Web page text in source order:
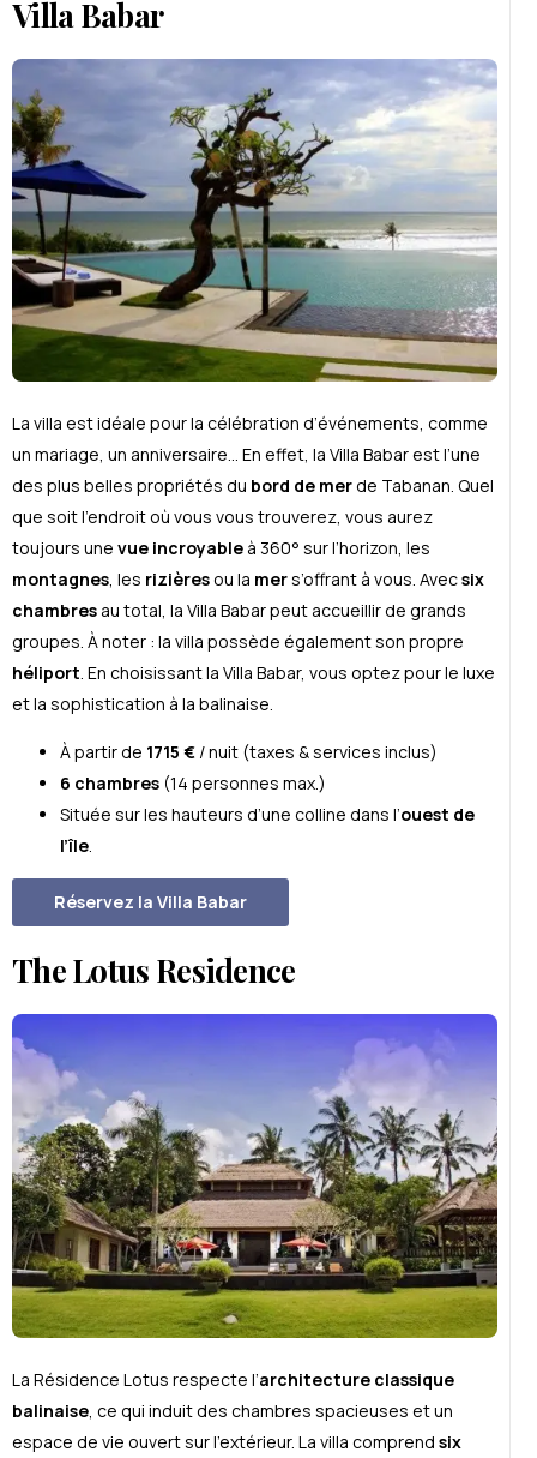
Villa Babar
La villa est idéale pour la célébration d’événements, comme
un mariage, un anniversaire… En effet, la Villa Babar est l’une
des plus belles propriétés du bord de merde Tabanan. Quel
que soit l’endroit où vous vous trouverez, vous aurez
toujours une vue incroyable à 360° sur l’horizon, les
montagnes, les rizièresou la mers’offrant à vous. Avecsix
chambres au total, la Villa Babar peut accueillir de grands
groupes. À noter : la villa possède également son propre
héliport. En choisissant la Villa Babar, vous optez pour le luxe
et la sophistication à la balinaise.
À partir de 1715 € / nuit (taxes & services inclus)
6 chambres (14 personnes max.)
Située sur les hauteurs d’une colline dans l’ouest de
l’île.
Réservez la Villa Babar
The Lotus Residence
La Résidence Lotus respecte l’architecture classique
balinaise, ce qui induit des chambres spacieuses et un
espace de vie ouvert sur l’extérieur. La villa comprend six